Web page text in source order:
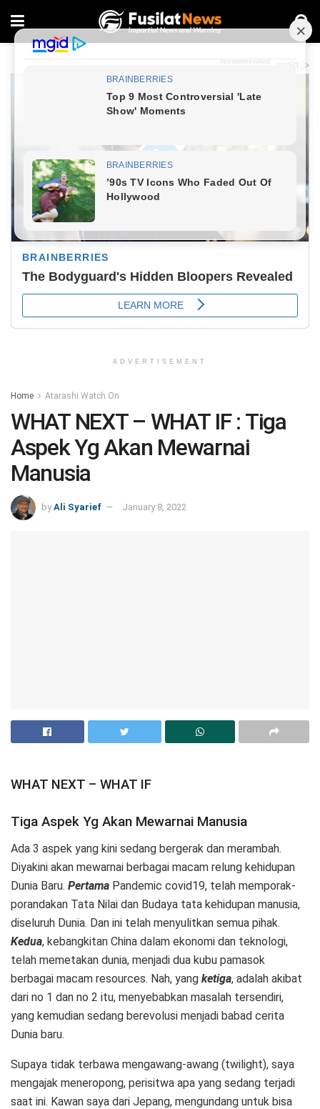
ADVERTISEMENT
Home Atarashi Watch On
WHAT NEXT – WHAT IF : Tiga
Aspek Yg Akan Mewarnai
Manusia
by Ali Syarief January 8, 2022
WHAT NEXT – WHAT IF
Tiga Aspek Yg Akan Mewarnai Manusia
Ada 3 aspek yang kini sedang bergerak dan merambah.
Diyakini akan mewarnai berbagai macam relung kehidupan
Dunia Baru. Pertama Pandemic covid19, telah memporak-
porandakan Tata Nilai dan Budaya tata kehidupan manusia,
diseluruh Dunia. Dan ini telah menyulitkan semua pihak.
Kedua, kebangkitan China dalam ekonomi dan teknologi,
telah memetakan dunia, menjadi dua kubu pamasok
berbagai macam resources. Nah, yang ketiga, adalah akibat
dari no 1 dan no 2 itu, menyebabkan masalah tersendiri,
yang kemudian sedang berevolusi menjadi babad cerita
Dunia baru.
Supaya tidak terbawa mengawang-awang (twilight), saya
mengajak meneropong, perisitwa apa yang sedang terjadi
saat ini. Kawan saya dari Jepang, mengundang untuk bisa